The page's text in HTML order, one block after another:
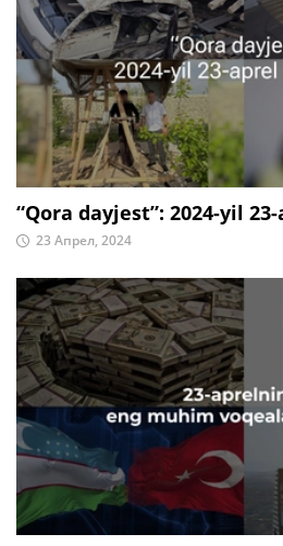
“Qora dayjest”: 2024-yil
23 Апрел, 2024